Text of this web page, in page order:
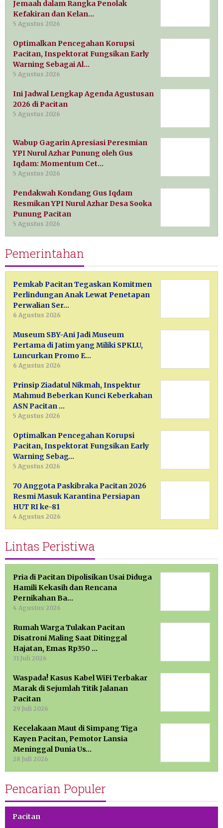
Jemaah dalam Rangka Penolak
Kefakiran dan Kelan…
5 Agustus 2026
Optimalkan Pencegahan Korupsi
Pacitan, Inspektorat Fungsikan Early
Warning Sebagai Al…
5 Agustus 2026
Ini Jadwal Lengkap Agenda Agustusan
2026 di Pacitan
5 Agustus 2026
Wabup Gagarin Apresiasi Peresmian
YPI Nurul Azhar Punung oleh Gus
Iqdam: Momentum Cet…
5 Agustus 2026
Pendakwah Kondang Gus Iqdam
Resmikan YPI Nurul Azhar Desa Sooka
Punung Pacitan
5 Agustus 2026
Pemerintahan
Pemkab Pacitan Tegaskan Komitmen
Perlindungan Anak Lewat Penetapan
Perwalian Ser…
6 Agustus 2026
Museum SBY-Ani Jadi Museum
Pertama di Jatim yang Miliki SPKLU,
Luncurkan Promo E…
6 Agustus 2026
Prinsip Ziadatul Nikmah, Inspektur
Mahmud Beberkan Kunci Keberkahan
ASN Pacitan …
5 Agustus 2026
Optimalkan Pencegahan Korupsi
Pacitan, Inspektorat Fungsikan Early
Warning Sebag…
5 Agustus 2026
70 Anggota Paskibraka Pacitan 2026
Resmi Masuk Karantina Persiapan
HUT RI ke-81
4 Agustus 2026
Lintas Peristiwa
Pria di Pacitan Dipolisikan Usai Diduga
Hamili Kekasih dan Rencana
Pernikahan Ba…
4 Agustus 2026
Rumah Warga Tulakan Pacitan
Disatroni Maling Saat Ditinggal
Hajatan, Emas Rp350 …
31 Juli 2026
Waspada! Kasus Kabel WiFi Terbakar
Marak di Sejumlah Titik Jalanan
Pacitan
29 Juli 2026
Kecelakaan Maut di Simpang Tiga
Kayen Pacitan, Pemotor Lansia
Meninggal Dunia Us…
28 Juli 2026
Pencarian Populer
Pacitan